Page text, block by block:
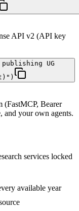
API v2 (API key
publishing UG
(FastMCP, Bearer
your own agents.
services locked
available year